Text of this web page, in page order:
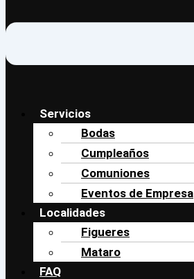
Servicios
Bodas
Cumpleaños
Comuniones
Eventos de Empresa
Localidades
Figueres
Mataro
FAQ